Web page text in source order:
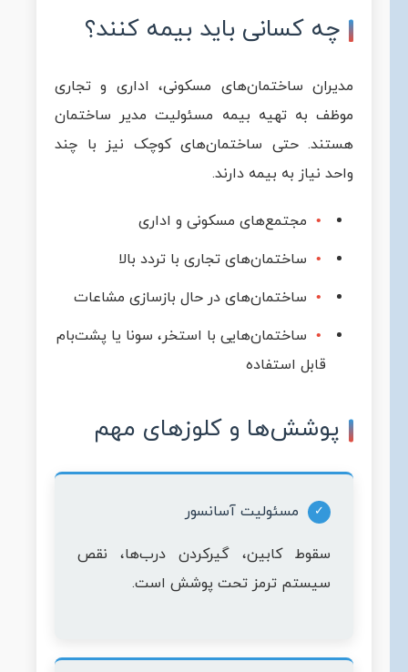
چه کسانی باید بیمه کنند؟
مدیران ساختمان‌های مسکونی، اداری و تجاری
موظف به تهیه بیمه مسئولیت مدیر ساختمان
هستند. حتی ساختمان‌های کوچک نیز با چند
واحد نیاز به بیمه دارند.
مجتمع‌های مسکونی و اداری
ساختمان‌های تجاری با تردد بالا
ساختمان‌های در حال بازسازی مشاعات
ساختمان‌هایی با استخر، سونا یا پشت‌بام
قابل استفاده
پوشش‌ها و کلوزهای مهم
مسئولیت آسانسور
سقوط کابین، گیرکردن درب‌ها، نقص
سیستم ترمز تحت پوشش است.